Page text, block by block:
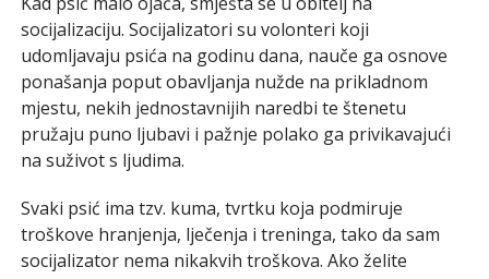
socijalizaciju. Socijalizatori su volonteri koji
udomljavaju psića na godinu dana, nauče ga osnove
ponašanja poput obavljanja nužde na prikladnom
mjestu, nekih jednostavnijih naredbi te štenetu
pružaju puno ljubavi i pažnje polako ga privikavajući
na suživot s ljudima.
Svaki psić ima tzv. kuma, tvrtku koja podmiruje
troškove hranjenja, lječenja i treninga, tako da sam
socijalizator nema nikakvih troškova. Ako želite